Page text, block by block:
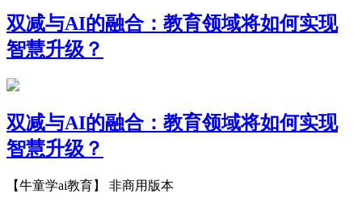
双减与AI的融合：教育领域将如何实现
智慧升级？
双减与AI的融合：教育领域将如何实现
智慧升级？
【牛童学ai教育】 非商用版本